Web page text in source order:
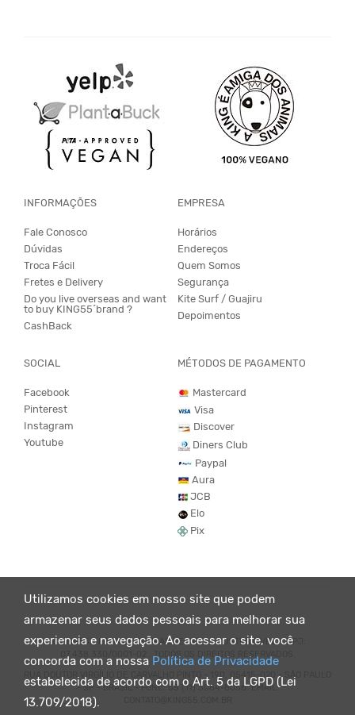
Utilizamos cookies em nosso site que podem
armazenar seus dados pessoais para melhorar sua
experiencia e navegação. Ao acessar o site, você
concorda com a nossa Política de Privacidade
estabelecida de acordo com o Art. 5 da LGPD (Lei
13.709/2018).
INFORMAÇÕES
Fale Conosco
Dúvidas
Troca Fácil
Fretes e Delivery
Do you live overseas and want
to buy KING55´brand ?
CashBack
EMPRESA
Horários
Endereços
Quem Somos
Segurança
Kite Surf / Guajiru
Depoimentos
SOCIAL
Facebook
Pinterest
Instagram
Youtube
MÉTODOS DE PAGAMENTO
Mastercard
Visa
Discover
Diners Club
Paypal
Aura
JCB
Elo
Pix
© KING55 - LOJA DE ROUPAS VEGANO E SUSTENTÁVEL. CNPJ:
07.438.330/0001-02 . TODOS OS DIREITOS RESERVADOS.
RUA DOUTOR VIRGÍLIO DE CARVALHO PINTO - 190, 05415-020 - SÃO PAULO
- SP - BRASIL - FONE: 55 (11) 3064-8056. EMAIL: